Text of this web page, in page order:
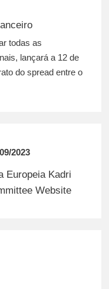
todas as
lançará a 12 de
do spread entre o
2023
Europeia Kadri
Website